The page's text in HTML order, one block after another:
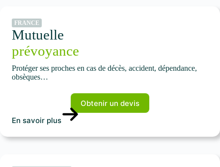
FRANCE
Mutuelle
prévoyance
Protéger ses proches en cas de décès, accident, dépendance,
obsèques…
Obtenir un devis
En savoir plus